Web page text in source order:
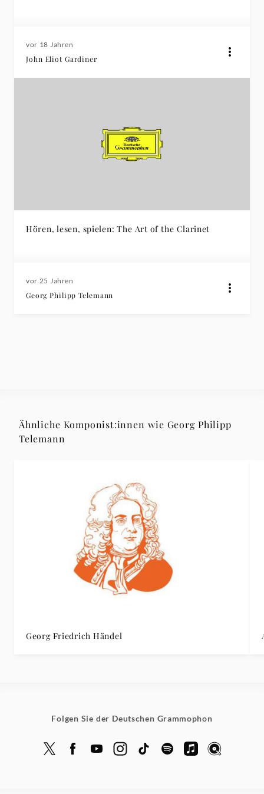
vor 18 Jahren
John Eliot Gardiner
Hören, lesen, spielen: The Art of the Clarinet
vor 25 Jahren
Georg Philipp Telemann
Ähnliche Komponist:innen wie Georg Philipp
Telemann
Georg Friedrich Händel
Folgen Sie der Deutschen Grammophon